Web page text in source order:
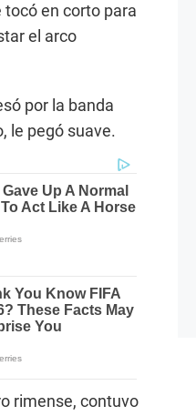
tocó en corto para
el arco
por la banda
le pegó suave.
rimense, contuvo